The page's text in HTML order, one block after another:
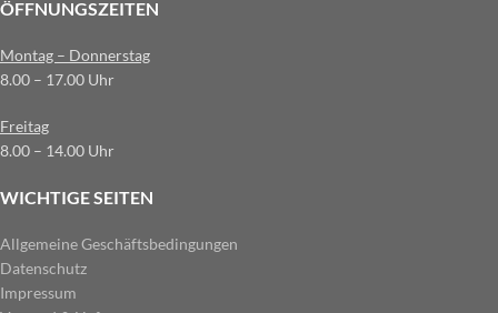
ÖFFNUNGSZEITEN
Montag – Donnerstag
8.00 – 17.00 Uhr
Freitag
8.00 – 14.00 Uhr
WICHTIGE SEITEN
Allgemeine Geschäftsbedingungen
Datenschutz
Impressum